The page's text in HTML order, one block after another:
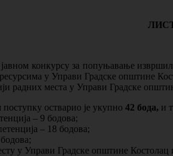
конкурсу за попуњавање
у Управи Градске општине
радних места у Управи Градске
оствариo je укупно 42 бода, и
– 9 бодова;
– 18 бодова;
у Управи Градске општине